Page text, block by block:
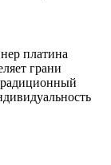
платина
грани